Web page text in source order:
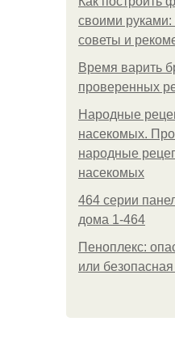
своими
советы и
Время варить
проверенных
Народные
насекомых.
народные
насекомых
464 серии
дома 1-464
Пеноплекс:
или